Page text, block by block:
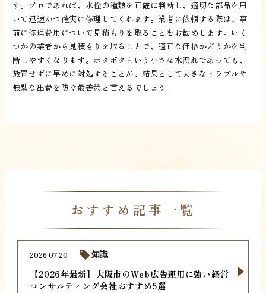
す。プロであれば、水栓の種類を正確に判断し、適切な部品を用
いて迅速かつ確実に修理してくれます。業者に依頼する際は、事
前に修理費用について見積もりを取ることをお勧めします。いく
つかの業者から見積もりを取ることで、適正な価格かどうかを判
断しやすくなります。ポタポタという小さな水漏れであっても、
放置せずに早めに対処することが、結果として大きなトラブルや
無駄な出費を防ぐ最善策と言えるでしょう。
おすすめ記事一覧
【2026年最新】大阪市のWeb広告運用に強い経営
コンサルティング会社おすすめ5選
2026.07.20 知識